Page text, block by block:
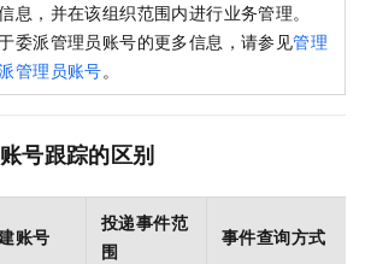
息，并在该组织范围内进行业务管理。
委派管理员账号的更多信息，请参见管理
管理员账号。
号跟踪的区别
账号
投递事件范
围
事件查询方式